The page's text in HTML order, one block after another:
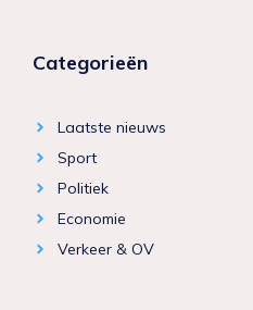
Categorieën
Laatste nieuws
Sport
Politiek
Economie
Verkeer & OV